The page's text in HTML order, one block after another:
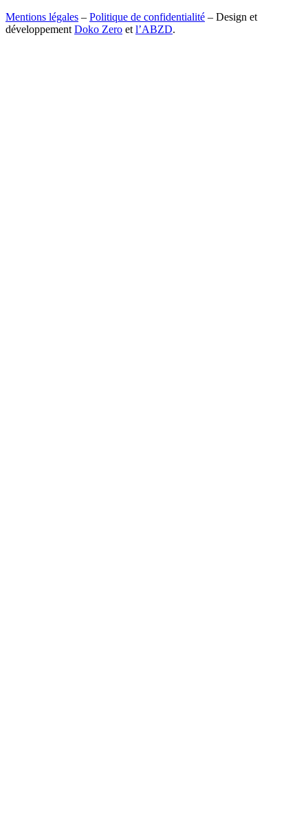
Mentions légales – Politique de confidentialité – Design et
développement Doko Zero et l’ABZD.